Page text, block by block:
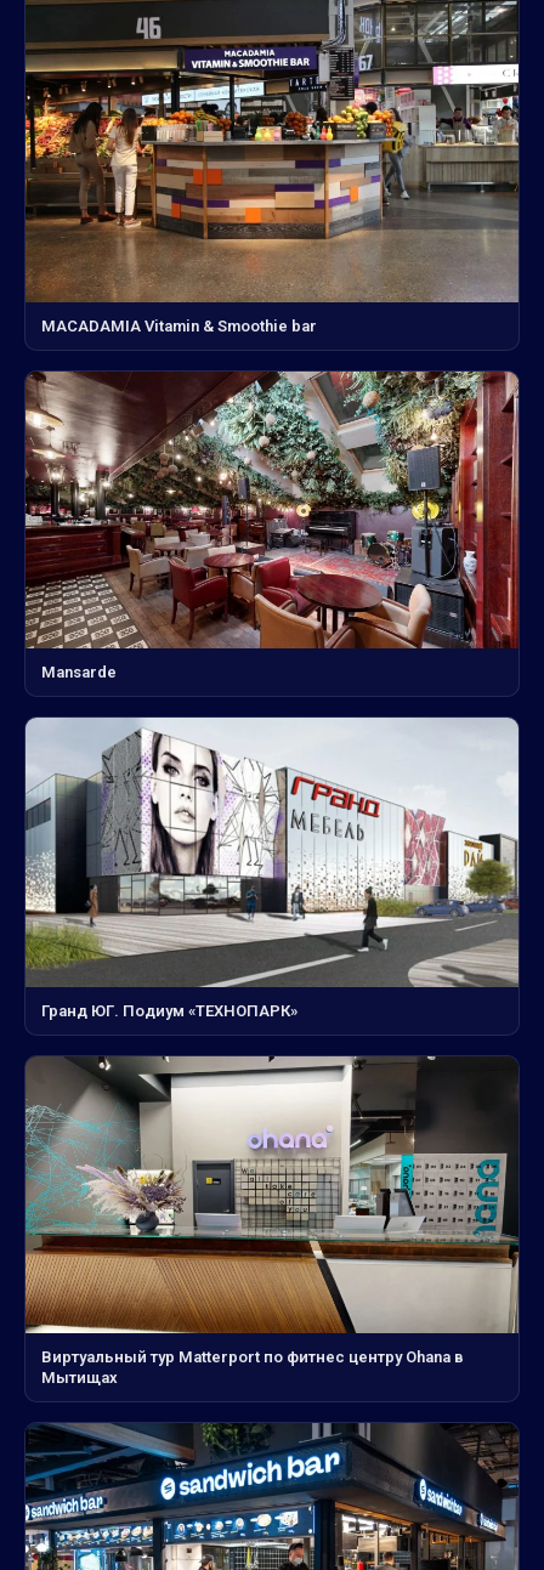
MACADAMIA Vitamin & Smoothie bar
Mansarde
Гранд ЮГ. Подиум «ТЕХНОПАРК»
Виртуальный тур Matterport по фитнес центру Ohana в
Мытищах